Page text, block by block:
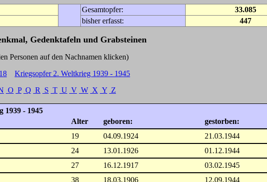
Gesamtopfer:
33.085
bisher erfasst: 447
Gedenktafeln und Grabsteinen
auf den Nachnamen klicken)
Kriegsopfer 2. Weltkrieg 1939 - 1945
O P Q R S T U V W X Y Z
1939 - 1945
Alter geboren:
gestorben:
19 04.09.1924
21.03.1944
24 13.01.1926
01.12.1944
27 16.12.1917
03.02.1945
38 18.03.1906
12.09.1944